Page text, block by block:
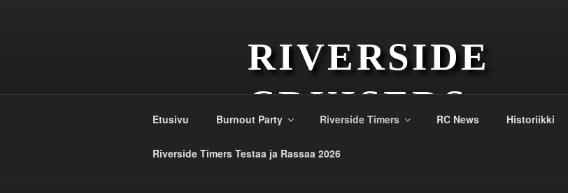
RIVERSIDE
CRUISERS
Etusivu Burnout Party Riverside Timers RC News Historiikki
Riverside Timers Testaa ja Rassaa 2026